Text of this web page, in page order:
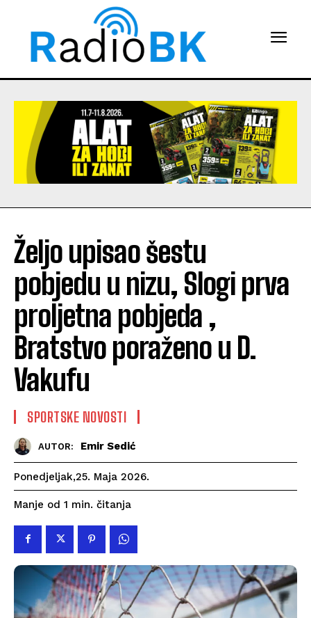
Željo upisao šestu
pobjedu u nizu, Slogi prva
proljetna pobjeda ,
Bratstvo poraženo u D.
Vakufu
SPORTSKE NOVOSTI
AUTOR: Emir Sedić
Ponedjeljak,25. Maja 2026.
Manje od 1 min. čitanja